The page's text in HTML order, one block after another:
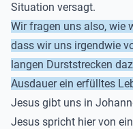
Situation versagt.
Wir fragen uns also, wie
dass wir uns irgendwie
langen Durststrecken
Ausdauer ein erfülltes
Jesus gibt uns in
Jesus spricht hier von